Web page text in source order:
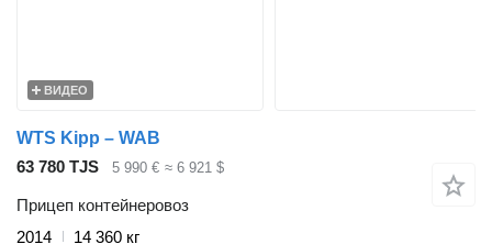
ВИДЕО
WTS Kipp – WAB
63 780 TJS
5 990 € ≈ 6 921 $
Прицеп контейнеровоз
2014
14 360 кг